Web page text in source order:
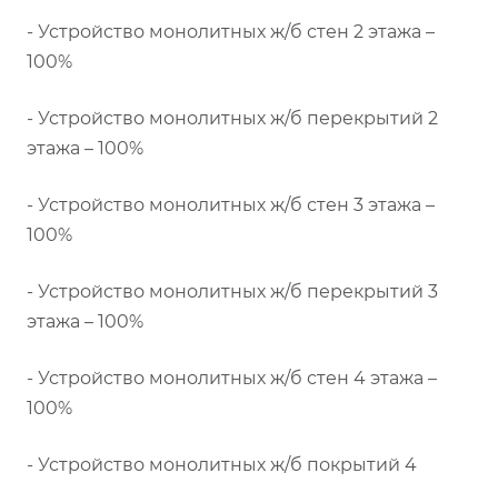
- Устройство монолитных ж/б стен 2 этажа –
100%
- Устройство монолитных ж/б перекрытий 2
этажа – 100%
- Устройство монолитных ж/б стен 3 этажа –
100%
- Устройство монолитных ж/б перекрытий 3
этажа – 100%
- Устройство монолитных ж/б стен 4 этажа –
100%
- Устройство монолитных ж/б покрытий 4